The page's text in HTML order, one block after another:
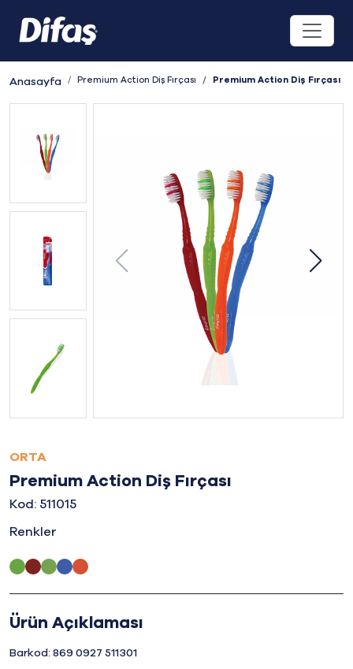
Anasayfa Premium Action Diş Fırçası Premium Action Diş Fırçası
ORTA
Premium Action Diş Fırçası
Kod: 511015
Renkler
Ürün Açıklaması
Barkod: 869 0927 511301